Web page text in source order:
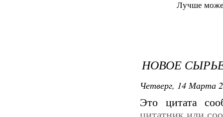
Лучше
НОВОЕ
Четверг, 14 Марта
Это цитата